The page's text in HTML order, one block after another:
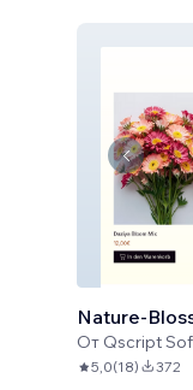
Nature-
От Qscript
5,0(18) 372